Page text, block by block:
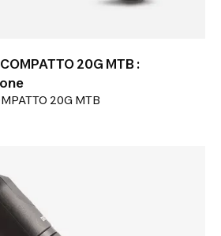
20G MTB :
20G MTB